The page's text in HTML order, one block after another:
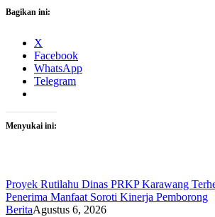
Bagikan ini:
X
Facebook
WhatsApp
Telegram
Menyukai ini:
Proyek Rutilahu Dinas PRKP Karawang
Penerima Manfaat Soroti Kinerja Pemborong
BeritaAgustus 6, 2026